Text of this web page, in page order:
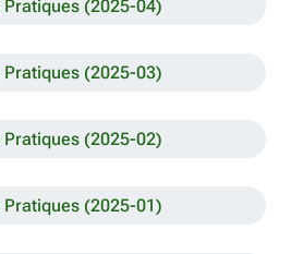
Pratiques (2025-04)
Pratiques (2025-03)
Pratiques (2025-02)
Pratiques (2025-01)